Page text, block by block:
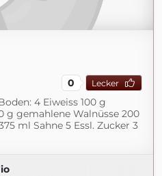
0 Lecker
4 Eiweiss 100 g
g gemahlene Walnüsse 200
ml Sahne 5 Essl. Zucker 3